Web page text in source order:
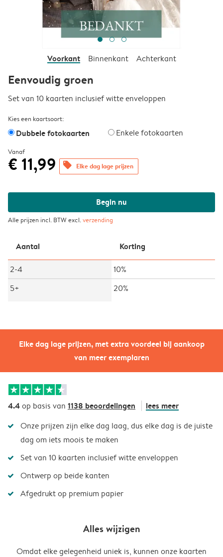
Elke dag lage prijzen, met extra voordeel bij aankoop
van meer exemplaren
Voorkant Binnenkant Achterkant
Eenvoudig groen
Set van 10 kaarten inclusief witte enveloppen
Kies een kaartsoort:
Dubbele fotokaarten Enkele fotokaarten
Vanaf
€ 11,99 offers Elke dag lage prijzen
Begin nu
Alle prijzen incl. BTW excl.verzending
Aantal Korting
2-4
10%
5+
20%
4.4op basis van 1138 beoordelingen lees meer
Onze prijzen zijn elke dag laag, dus elke dag is de juiste
dag om iets moois te maken
Set van 10 kaarten inclusief witte enveloppen
Ontwerp op beide kanten
Afgedrukt op premium papier
Alles wijzigen
Omdat elke gelegenheid uniek is, kunnen onze kaarten